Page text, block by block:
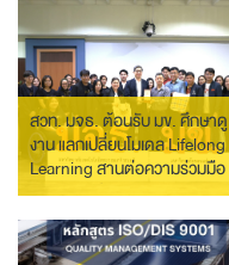
สวท. มจธ. ต้อนรับ มข. ศึกษาดู
งาน แลกเปลี่ยนโมเดล Lifelong
Learning สานต่อความร่วมมือ
ระดับอุดมศึกษา